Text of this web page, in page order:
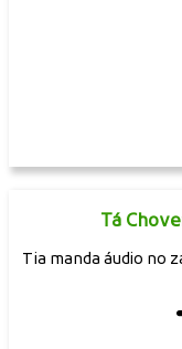
Tá
Tia manda áudio no